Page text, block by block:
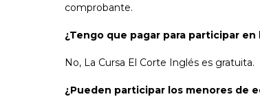
comprobante.
¿Tengo que pagar para participar en
No, La Cursa El Corte Inglés es gratuita.
¿Pueden participar los menores de